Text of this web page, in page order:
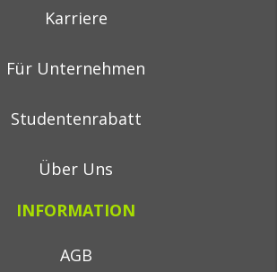
Karriere
Für Unternehmen
Studentenrabatt
Über Uns
INFORMATION
AGB